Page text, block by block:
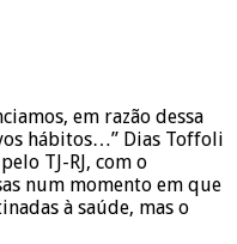
em razão dessa
hábitos…” Dias Toffoli
TJ-RJ, com o
num momento em que
à saúde, mas o